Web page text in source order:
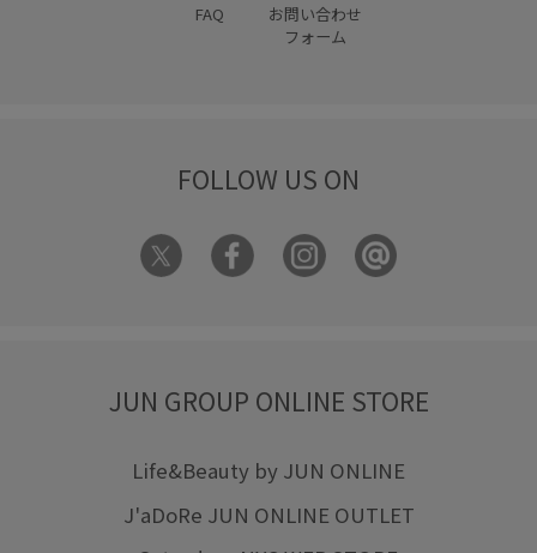
FAQ
お問い合わせ
フォーム
FOLLOW US ON
JUN GROUP ONLINE STORE
Life&Beauty by JUN ONLINE
J'aDoRe JUN ONLINE OUTLET